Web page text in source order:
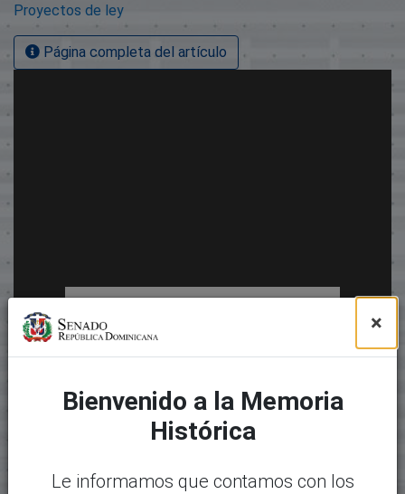
Proyectos de ley
Página completa del artículo
×
Bienvenido a la Memoria
Histórica
Le informamos que contamos con los